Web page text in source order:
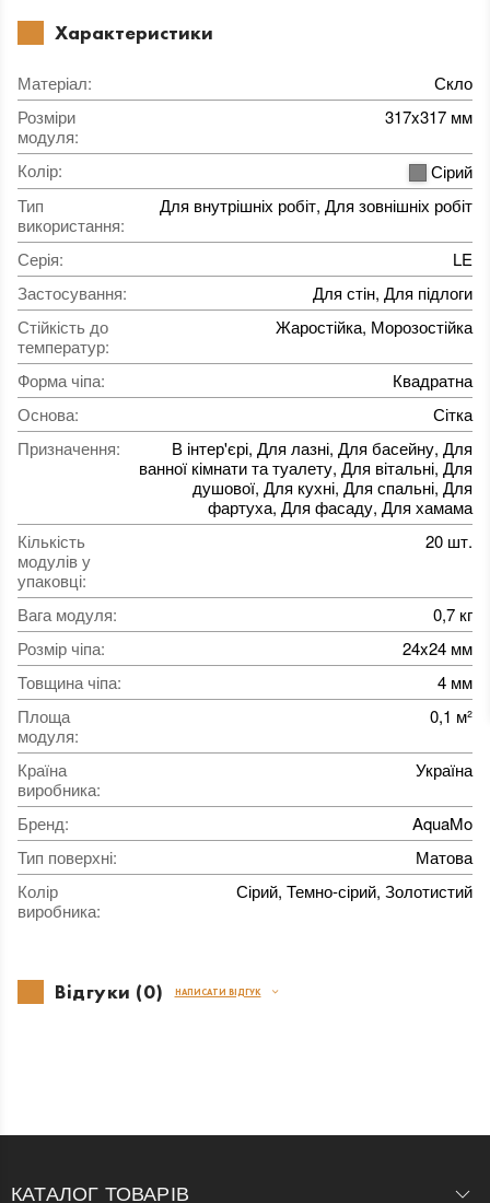
Характеристики
Матеріал:
Скло
Розміри
модуля:
317x317 мм
Колір:
Сірий
Тип
використання:
Для внутрішніх робіт, Для зовнішніх робіт
Серія:
LE
Застосування:
Для стін, Для підлоги
Стійкість до
температур:
Жаростійка, Морозостійка
Форма чіпа:
Квадратна
Основа:
Сітка
Призначення:
В інтер'єрі, Для лазні, Для басейну, Для
ванної кімнати та туалету, Для вітальні, Для
душової, Для кухні, Для спальні, Для
фартуха, Для фасаду, Для хамама
Кількість
модулів у
упаковці:
20 шт.
Вага модуля:
0,7 кг
Розмір чіпа:
24x24 мм
Товщина чіпа:
4 мм
Площа
модуля:
0,1 м²
Країна
виробника:
Україна
Бренд:
AquaMo
Тип поверхні:
Матова
Колір
виробника:
Сірий, Темно-сірий, Золотистий
Відгуки (0) НАПИСАТИ ВІДГУК
КАТАЛОГ ТОВАРІВ